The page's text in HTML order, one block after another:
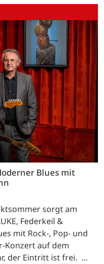
Blues mit
sorgt am
Federkeil &
mit Rock-, Pop- und
Konzert auf dem
der Eintritt ist frei. …